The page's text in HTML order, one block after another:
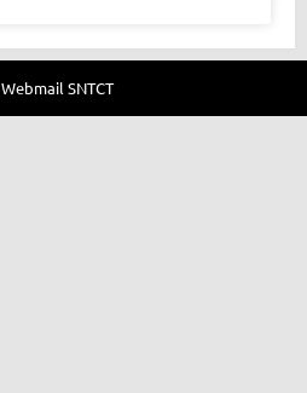
Webmail SNTCT